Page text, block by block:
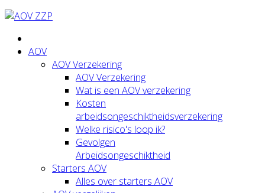
AOV
AOV Verzekering
AOV Verzekering
Wat is een AOV verzekering
Kosten
arbeidsongeschiktheidsverzekering
Welke risico's loop ik?
Gevolgen
Arbeidsongeschiktheid
Starters AOV
Alles over starters AOV